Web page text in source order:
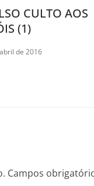
CULTO AOS
(1)
de 2016
Campos